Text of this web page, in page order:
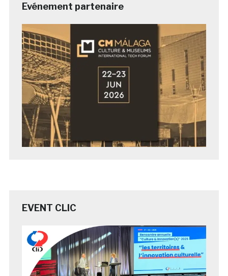
Evénement partenaire
EVENT CLIC